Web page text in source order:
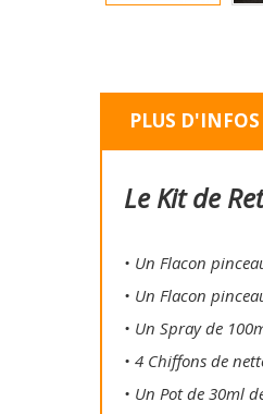
PLUS D'INFOS
Le Kit de
• Un Flacon
• Un Flacon
• Un Spray de
• 4 Chiffons de
• Un Pot de 30ml